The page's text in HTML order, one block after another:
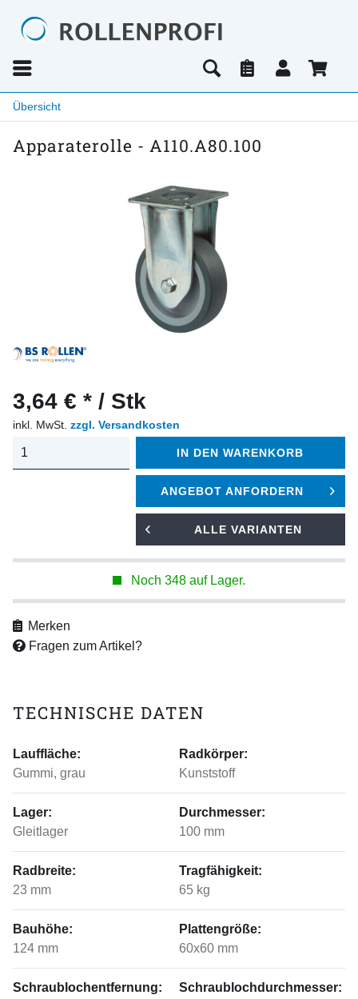
Übersicht
Apparaterolle - A110.A80.100
3,64 € * / Stk
inkl. MwSt. zzgl. Versandkosten
IN DEN WARENKORB
ANGEBOT ANFORDERN
ALLE VARIANTEN
Noch 348 auf Lager.
Merken
Fragen zum Artikel?
TECHNISCHE DATEN
Lauffläche:
Gummi, grau
Radkörper:
Kunststoff
Lager:
Gleitlager
Durchmesser:
100 mm
Radbreite:
23 mm
Tragfähigkeit:
65 kg
Bauhöhe:
124 mm
Plattengröße:
60x60 mm
Schraublochentfernung:
Schraublochdurchmesser: